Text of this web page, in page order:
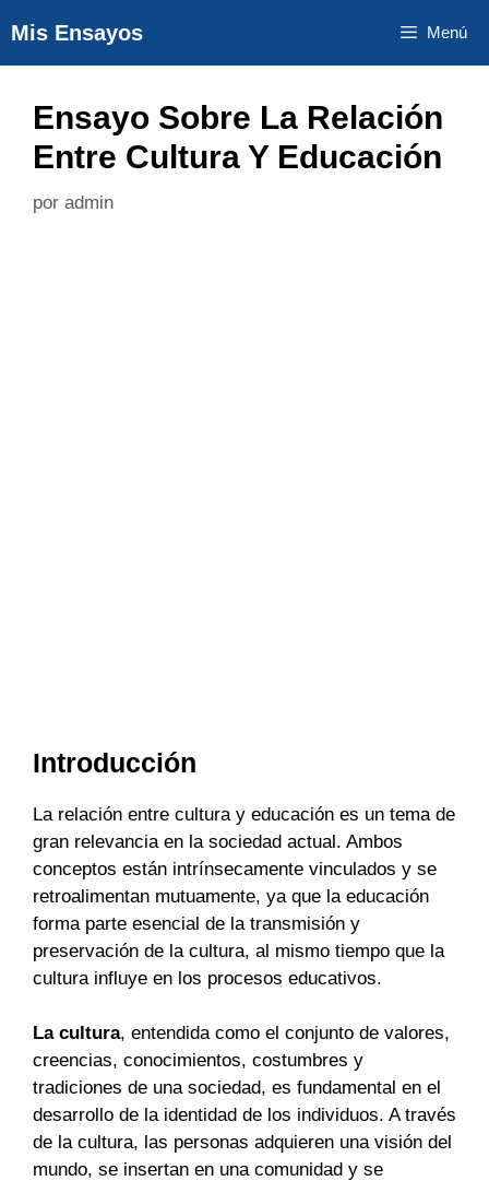
al
contenido
Mis Ensayos Menú
Ensayo Sobre La Relación
Entre Cultura Y Educación
por admin
Introducción
La relación entre cultura y educación es un tema de
gran relevancia en la sociedad actual. Ambos
conceptos están intrínsecamente vinculados y se
retroalimentan mutuamente, ya que la educación
forma parte esencial de la transmisión y
preservación de la cultura, al mismo tiempo que la
cultura influye en los procesos educativos.
La cultura, entendida como el conjunto de valores,
creencias, conocimientos, costumbres y
tradiciones de una sociedad, es fundamental en el
desarrollo de la identidad de los individuos. A través
de la cultura, las personas adquieren una visión del
mundo, se insertan en una comunidad y se